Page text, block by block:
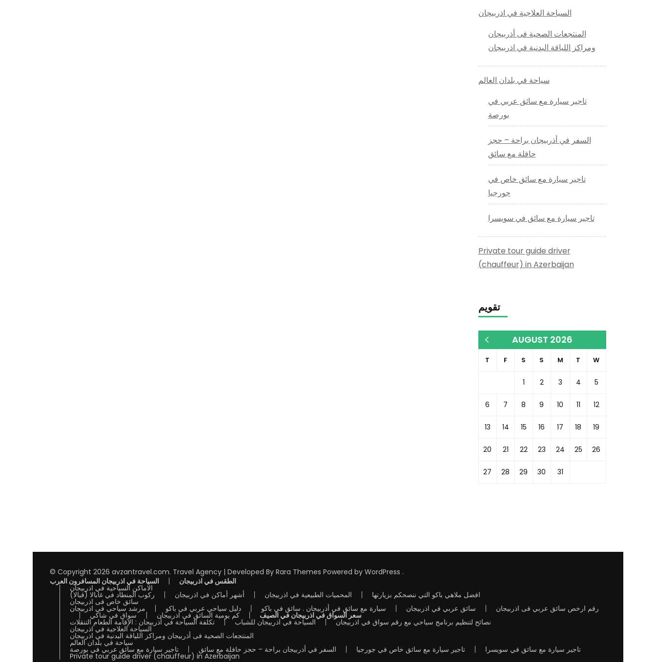
السياحة العلاجية في اذربيجان
المنتجعات الصحية فى أذربيجان
ومراكز اللياقة البدنية في اذربيجان
سياحة في بلدان العالم
تاجير سيارة مع سائق عربي في
بورصة
السفر في أذربيجان براحة – حجز
حافلة مع سائق
تاجير سيارة مع سائق خاص في
جورجيا
تاجير سيارة مع سائق في سويسرا
Private tour guide driver
(chauffeur) in Azerbaijan
تقويم
AUGUST 2026
T F S S M T W
1 2 3 4 5
6 7 8 9 10 11 12
13 14 15 16 17 18 19
20 21 22 23 24 25 26
27 28 29 30 31
© Copyright 2026 avzantravel.com. Travel Agency | Developed By Rara Themes Powered by WordPress .
السياحة في اذربيجان المسافرون العرب
الطقس في اذربيجان
الاماكن السياحية في اذربيجان
ركوب المنطاد في غابالا (قبالا) أشهر أماكن في اذربيجان المحميات الطبيعية في اذربيجان افضل ملاهي باكو التي ننصحكم بزيارتها
سائق خاص فى اذربيجان
مرشد سياحي في اذربيجان دليل سياحي عربي في باكو سيارة مع سائق في أذربيجان . سائق في باكو سائق عربي في اذربيجان رقم ارخص سائق عربي فى اذربيجان
سواق في شاكي كم يومية السائق في اذربيجان سعر السواق في اذربيجان في الصيف
تكلفة السياحة في أذربيجان : الإقامة الطعام التنقلات السياحة في اذربيجان للشباب نصائح لتنظيم برنامج سياحي مع رقم سواق في اذربيجان
السياحة العلاجية في اذربيجان
المنتجعات الصحية فى أذربيجان ومراكز اللياقة البدنية في اذربيجان
سياحة في بلدان العالم
تاجير سيارة مع سائق عربي في بورصة السفر في أذربيجان براحة – حجز حافلة مع سائق تاجير سيارة مع سائق خاص في جورجيا تاجير سيارة مع سائق في سويسرا
Private tour guide driver (chauffeur) in Azerbaijan